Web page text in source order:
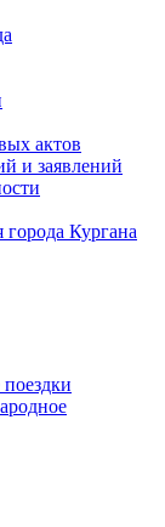
актов
и заявлений
города Кургана